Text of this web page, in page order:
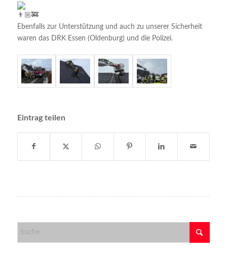
Ebenfalls zur Unterstützung und auch zu unserer Sicherheit
waren das DRK Essen (Oldenburg) und die Polizei.
Eintrag teilen